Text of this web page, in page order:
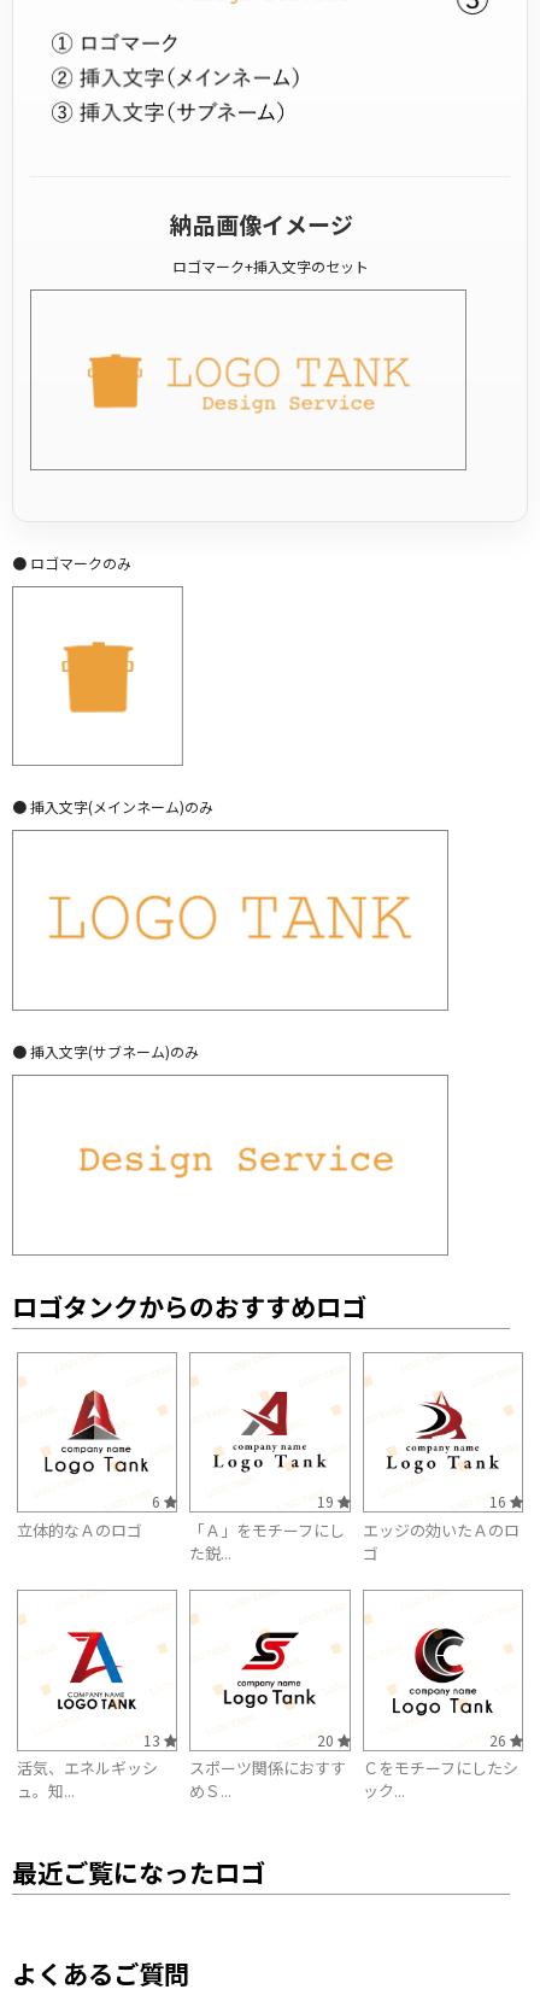
納品画像イメージ
ロゴマーク+挿入文字のセット
● ロゴマークのみ
● 挿入文字(メインネーム)のみ
● 挿入文字(サブネーム)のみ
ロゴタンクからのおすすめロゴ
6
立体的なＡのロゴ
19
「Ａ」をモチーフにし
た鋭...
16
エッジの効いたＡのロ
ゴ
13
活気、エネルギッシ
ュ。知...
20
スポーツ関係におすす
めＳ...
26
Ｃをモチーフにしたシ
ック...
最近ご覧になったロゴ
よくあるご質問